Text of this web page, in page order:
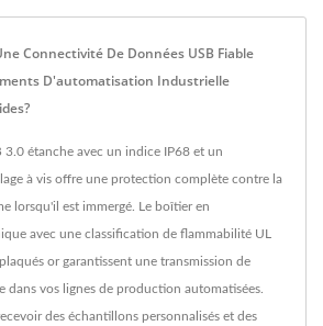
Connectivité De Données USB Fiable
D'automatisation Industrielle
étanche avec un indice IP68 et un
à vis offre une protection complète contre la
lorsqu'il est immergé. Le boîtier en
avec une classification de flammabilité UL
or garantissent une transmission de
dans vos lignes de production automatisées.
des échantillons personnalisés et des